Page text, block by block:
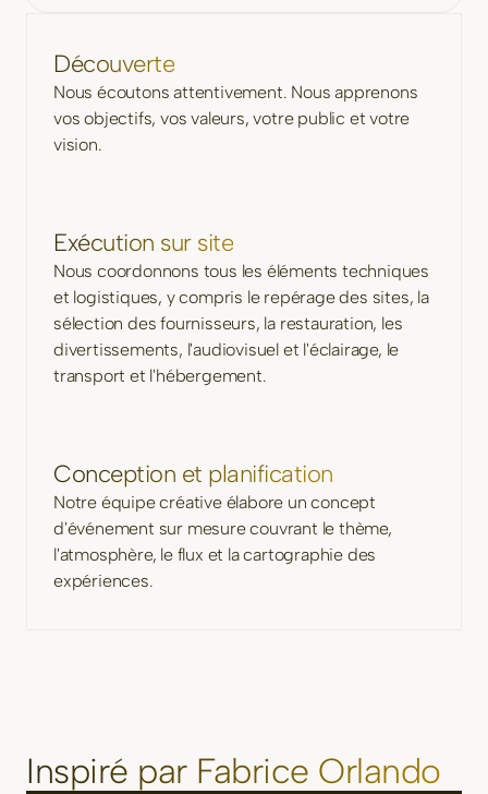
Découverte
Nous écoutons attentivement. Nous apprenons
vos objectifs, vos valeurs, votre public et votre
vision.
Exécution sur site
Nous coordonnons tous les éléments techniques
et logistiques, y compris le repérage des sites, la
sélection des fournisseurs, la restauration, les
divertissements, l'audiovisuel et l'éclairage, le
transport et l'hébergement.
Conception et planification
Notre équipe créative élabore un concept
d'événement sur mesure couvrant le thème,
l'atmosphère, le flux et la cartographie des
expériences.
Inspiré par Fabrice Orlando